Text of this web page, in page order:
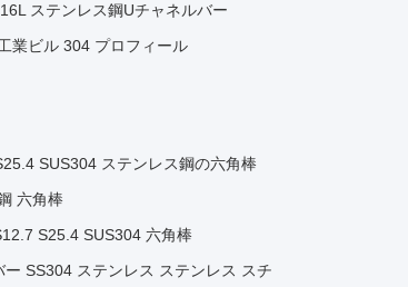
ステンレス鋼Uチャネルバー
業ビル 304 プロフィール
SUS304 ステンレス鋼の六角棒
六角棒
S25.4 SUS304 六角棒
SS304 ステンレス ステンレス スチ